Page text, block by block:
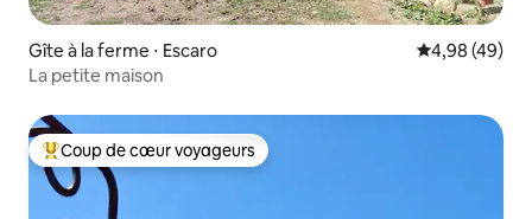
Gîte à la ferme ⋅ Escaro Évaluation
4,98 (49)
La petite maison
Coups de cœur voyageurs les plus appréciés
Coup de cœur voyageurs